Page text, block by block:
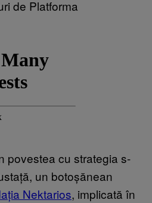
de Platforma
povestea cu strategia s-
un botoșănean
Nektarios, implicată în